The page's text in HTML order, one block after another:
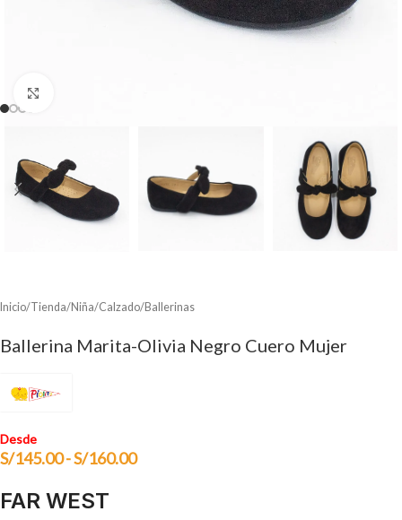
Inicio/Tienda/Niña/Calzado/Ballerinas
Ballerina Marita-Olivia Negro Cuero Mujer
Desde
S/145.00-S/160.00
FAR WEST